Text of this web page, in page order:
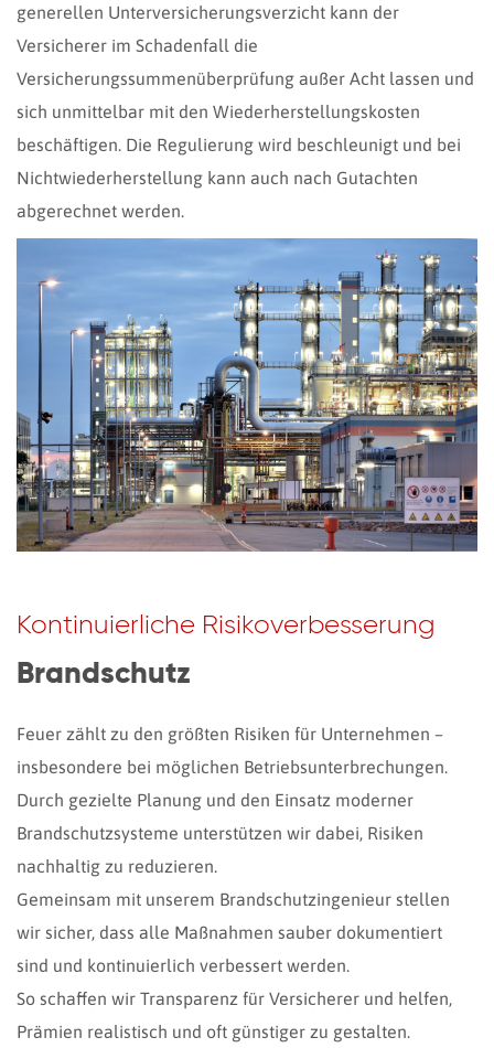
generellen Unterversicherungsverzicht kann der
Versicherer im Schadenfall die
Versicherungssummenüberprüfung außer Acht lassen und
sich unmittelbar mit den Wiederherstellungskosten
beschäftigen. Die Regulierung wird beschleunigt und bei
Nichtwiederherstellung kann auch nach Gutachten
abgerechnet werden.
Kontinuierliche Risikoverbesserung
Brandschutz
Feuer zählt zu den größten Risiken für Unternehmen –
insbesondere bei möglichen Betriebsunterbrechungen.
Durch gezielte Planung und den Einsatz moderner
Brandschutzsysteme unterstützen wir dabei, Risiken
nachhaltig zu reduzieren.
Gemeinsam mit unserem Brandschutzingenieur stellen
wir sicher, dass alle Maßnahmen sauber dokumentiert
sind und kontinuierlich verbessert werden.
So schaffen wir Transparenz für Versicherer und helfen,
Prämien realistisch und oft günstiger zu gestalten.